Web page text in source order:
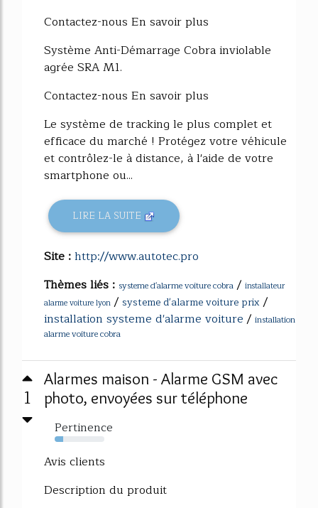
Contactez-nous En savoir plus
Système Anti-Démarrage Cobra inviolable
agrée SRA M1.
Contactez-nous En savoir plus
Le système de tracking le plus complet et
efficace du marché ! Protégez votre véhicule
et contrôlez-le à distance, à l'aide de votre
smartphone ou...
LIRE LA SUITE
Site :http://www.autotec.pro
Thèmes liés : systeme d'alarme voiture cobra / installateur
alarme voiture lyon / systeme d'alarme voiture prix/
installation systeme d'alarme voiture/ installation
alarme voiture cobra
1
Alarmes maison - Alarme GSM avec
photo, envoyées sur téléphone
Pertinence
17%
Avis clients
Description du produit